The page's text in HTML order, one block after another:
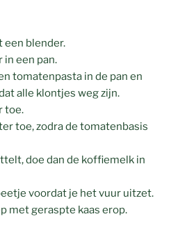
een blender.
in een pan.
tomatenpasta in de pan en
alle klontjes weg zijn.
toe.
toe, zodra de tomatenbasis
doe dan de koffiemelk in
voordat je het vuur uitzet.
met geraspte kaas erop.